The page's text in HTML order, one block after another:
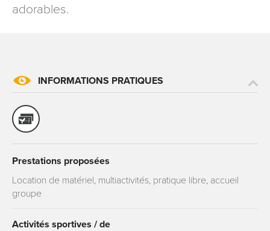
adorables.
INFORMATIONS PRATIQUES
Prestations proposées
Location de matériel, multiactivités, pratique libre, accueil
groupe
Activités sportives / de
reCAPTCHA